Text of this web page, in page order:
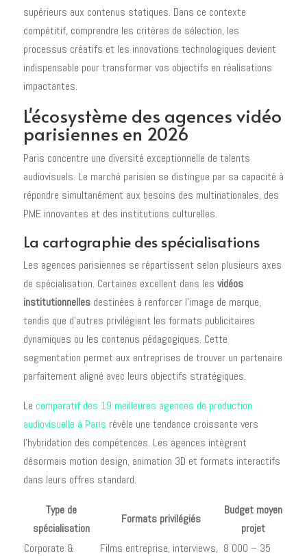
supérieurs aux contenus statiques. Dans ce contexte
compétitif, comprendre les critères de sélection, les
processus créatifs et les innovations technologiques devient
indispensable pour transformer vos objectifs en réalisations
impactantes.
L'écosystème des agences vidéo
parisiennes en 2026
Paris concentre une diversité exceptionnelle de talents
audiovisuels. Le marché parisien se distingue par sa capacité à
répondre simultanément aux besoins des multinationales, des
PME innovantes et des institutions culturelles.
La cartographie des spécialisations
Les agences parisiennes se répartissent selon plusieurs axes
de spécialisation. Certaines excellent dans les vidéos
institutionnellesdestinées à renforcer l'image de marque,
tandis que d'autres privilégient les formats publicitaires
dynamiques ou les contenus pédagogiques. Cette
segmentation permet aux entreprises de trouver un partenaire
parfaitement aligné avec leurs objectifs stratégiques.
Le comparatif des 19 meilleures agences de production
audiovisuelle à Paris révèle une tendance croissante vers
l'hybridation des compétences. Les agences intègrent
désormais motion design, animation 3D et formats interactifs
dans leurs offres standard.
Type de
spécialisation
Formats privilégiés
Budget moyen
projet
Corporate &
Films entreprise, interviews, 8 000 – 35